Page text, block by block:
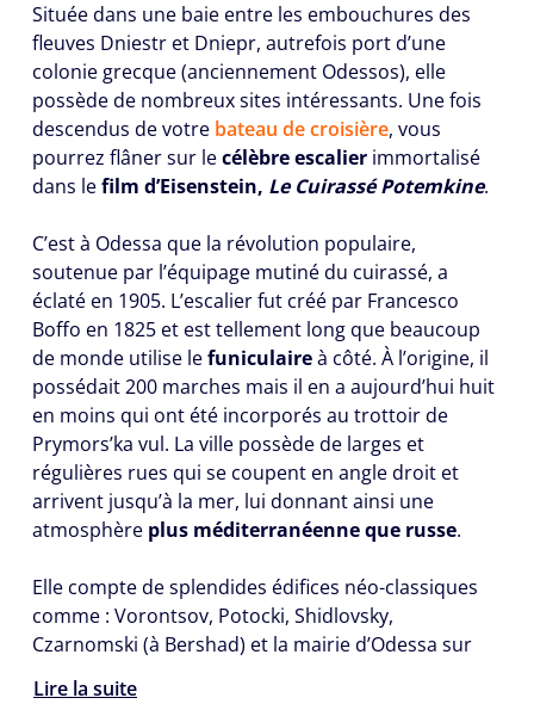
Située dans une baie entre les embouchures des
fleuves Dniestr et Dniepr, autrefois port d’une
colonie grecque (anciennement Odessos), elle
possède de nombreux sites intéressants. Une fois
descendus de votre bateau de croisière, vous
pourrez flâner sur lecélèbre escalier immortalisé
dans lefilm d’Eisenstein, Le Cuirassé Potemkine.
C’est à Odessa que la révolution populaire,
soutenue par l’équipage mutiné du cuirassé, a
éclaté en 1905. L’escalier fut créé par Francesco
Boffo en 1825 et est tellement long que beaucoup
de monde utilise lefuniculaireà côté. À l’origine, il
possédait 200 marches mais il en a aujourd’hui huit
en moins qui ont été incorporés au trottoir de
Prymors’ka vul. La ville possède de larges et
régulières rues qui se coupent en angle droit et
arrivent jusqu’à la mer, lui donnant ainsi une
atmosphère plus méditerranéenne que russe.
Elle compte de splendides édifices néo-classiques
comme : Vorontsov, Potocki, Shidlovsky,
Czarnomski (à Bershad) et la mairie d’Odessa sur
Lire la suite